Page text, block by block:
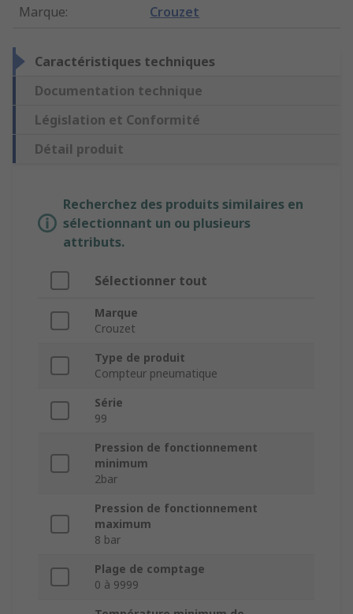
Marque: Crouzet
Caractéristiques techniques
Documentation technique
Législation et Conformité
Détail produit
Recherchez des produits similaires en
sélectionnant un ou plusieurs
attributs.
Sélectionner tout
Marque
Crouzet
Type de produit
Compteur pneumatique
Série
99
Pression de fonctionnement
minimum
2bar
Pression de fonctionnement
maximum
8 bar
Plage de comptage
0 à 9999